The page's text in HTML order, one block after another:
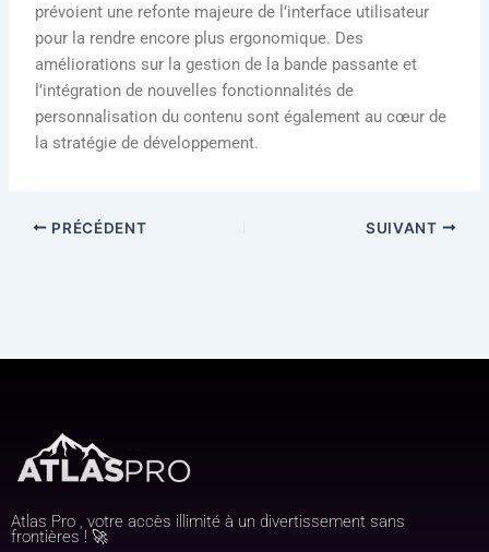
prévoient une refonte majeure de l’interface utilisateur
pour la rendre encore plus ergonomique. Des
améliorations sur la gestion de la bande passante et
l’intégration de nouvelles fonctionnalités de
personnalisation du contenu sont également au cœur de
la stratégie de développement.
PRÉCÉDENT SUIVANT
Atlas Pro , votre accès illimité à un divertissement sans
frontières ! 🚀